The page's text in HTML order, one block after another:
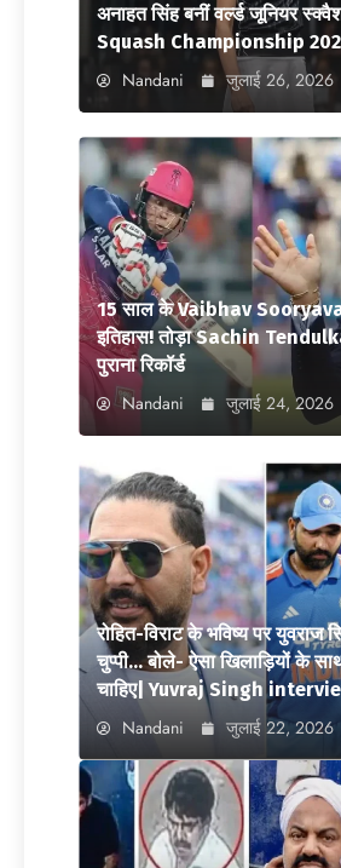
अनाहत सिंह बनीं वर्ल्ड जूनियर
Squash Championship
Nandani जुलाई 26, 2026
15 साल के Vaibhav
इतिहास! तोड़ा Sachin
पुराना रिकॉर्ड
Nandani जुलाई 24, 2026
रोहित-विराट के भविष्य पर युवराज
चुप्पी… बोले- ऐसा खिलाड़ियों के
चाहिए| Yuvraj Singh
Nandani जुलाई 22, 2026